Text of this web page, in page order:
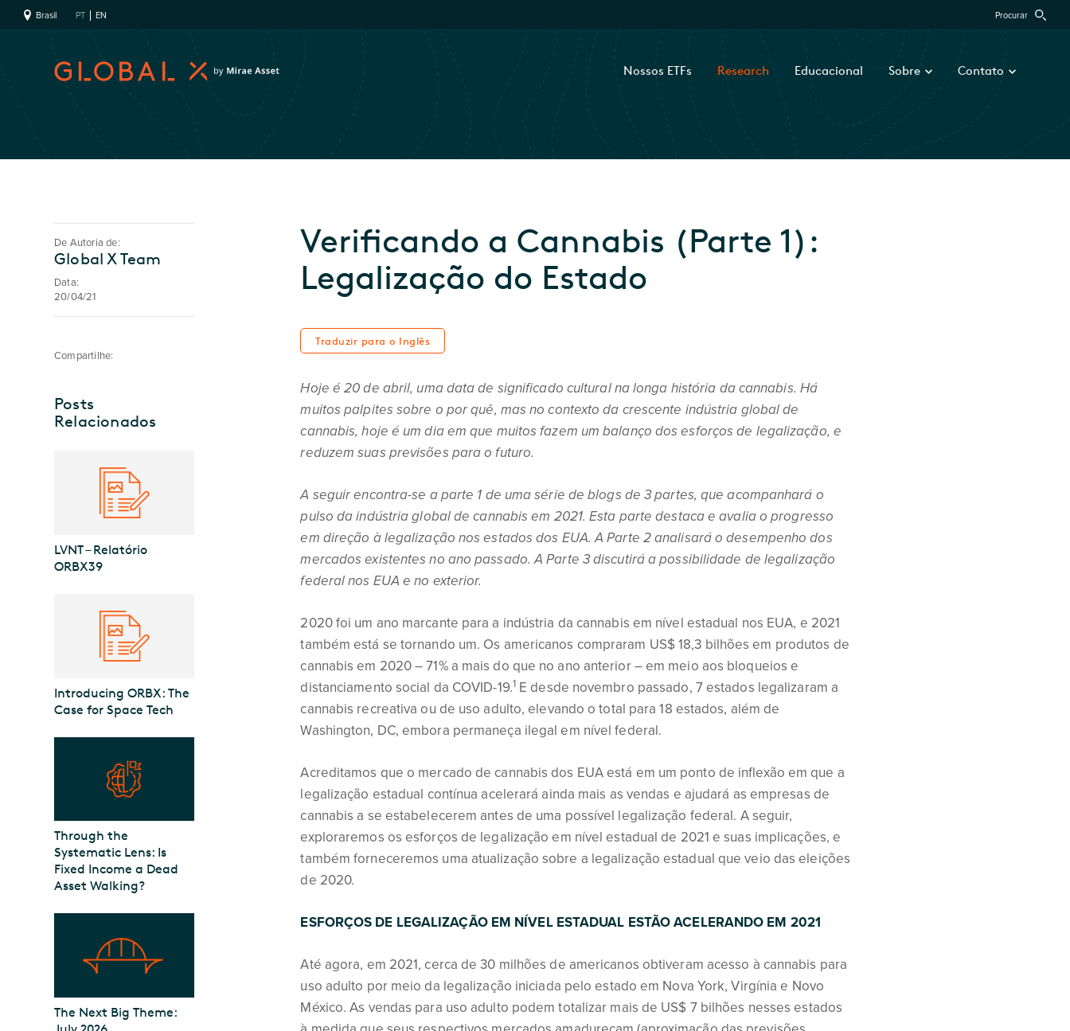
Brasil PT EN Procurar
Nossos ETFs Research Educacional Sobre Contato
Verificando a Cannabis (Parte 1):
Legalização do Estado
Traduzir para o Inglês
Hoje é 20 de abril, uma data de significado cultural na longa história da cannabis. Há
muitos palpites sobre o por quê, mas no contexto da crescente indústria global de
cannabis, hoje é um dia em que muitos fazem um balanço dos esforços de legalização, e
reduzem suas previsões para o futuro.
A seguir encontra-se a parte 1 de uma série de blogs de 3 partes, que acompanhará o
pulso da indústria global de cannabis em 2021. Esta parte destaca e avalia o progresso
em direção à legalização nos estados dos EUA. A Parte 2 analisará o desempenho dos
mercados existentes no ano passado. A Parte 3 discutirá a possibilidade de legalização
federal nos EUA e no exterior.
2020 foi um ano marcante para a indústria da cannabis em nível estadual nos EUA, e 2021
também está se tornando um. Os americanos compraram US$ 18,3 bilhões em produtos de
cannabis em 2020 – 71% a mais do que no ano anterior – em meio aos bloqueios e
distanciamento social da COVID-19.1 E desde novembro passado, 7 estados legalizaram a
cannabis recreativa ou de uso adulto, elevando o total para 18 estados, além de
Washington, DC, embora permaneça ilegal em nível federal.
Acreditamos que o mercado de cannabis dos EUA está em um ponto de inflexão em que a
legalização estadual contínua acelerará ainda mais as vendas e ajudará as empresas de
cannabis a se estabelecerem antes de uma possível legalização federal. A seguir,
exploraremos os esforços de legalização em nível estadual de 2021 e suas implicações, e
também forneceremos uma atualização sobre a legalização estadual que veio das eleições
de 2020.
ESFORÇOS DE LEGALIZAÇÃO EM NÍVEL ESTADUAL ESTÃO ACELERANDO EM 2021
Até agora, em 2021, cerca de 30 milhões de americanos obtiveram acesso à cannabis para
uso adulto por meio da legalização iniciada pelo estado em Nova York, Virgínia e Novo
México. As vendas para uso adulto podem totalizar mais de US$ 7 bilhões nesses estados
De Autoria de:
Global X Team
Data:
20/04/21
Compartilhe:
Posts
Relacionados
LVNT – Relatório
ORBX39
Introducing ORBX: The
Case for Space Tech
Through the
Systematic Lens: Is
Fixed Income a Dead
Asset Walking?
The Next Big Theme: